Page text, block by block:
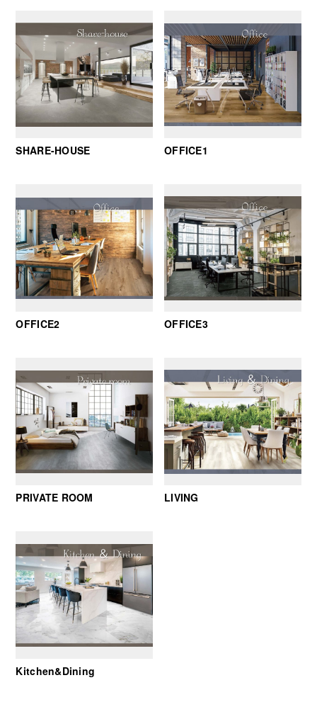
SHARE-HOUSE OFFICE1
OFFICE2 OFFICE3
PRIVATE ROOM LIVING
Kitchen&Dining